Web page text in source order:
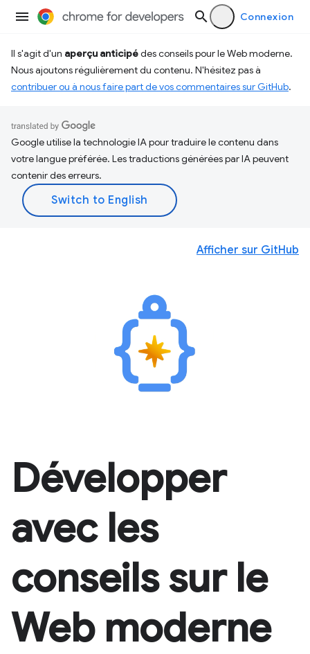
Connexion
Il s'agit d'un aperçu anticipédes conseils pour le Web moderne.
Nous ajoutons régulièrement du contenu. N'hésitez pas à
contribuer ou à nous faire part de vos commentaires sur GitHub.
Google utilise la technologie IA pour traduire le contenu dans
votre langue préférée. Les traductions générées par IA peuvent
contenir des erreurs.
Développer
avec les
conseils sur le
Web moderne
Afficher sur GitHub